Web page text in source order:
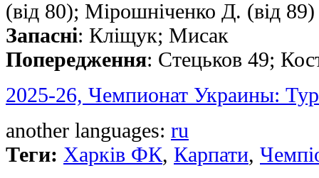
(від 80); Мірошніченко Д. (від 89)
Запасні: Кліщук; Мисак
Попередження: Стецьков 49;
2025-26, Чемпионат Украины:
another languages: ru
Теги: Харків ФК, Карпати,